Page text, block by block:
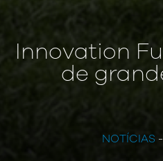
Innovation
de
NOTÍCIAS